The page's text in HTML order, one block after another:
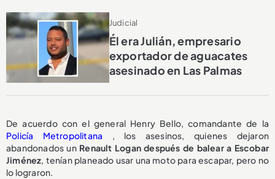
Judicial
Él era Julián, empresario
exportador de aguacates
asesinado en Las Palmas
De acuerdo con el general Henry Bello, comandante de la
Policía Metropolitana , los asesinos, quienes dejaron
abandonados un Renault Logan después de balear a Escobar
Jiménez, tenían planeado usar una moto para escapar, pero no
lo lograron.